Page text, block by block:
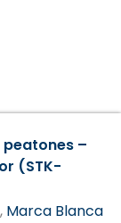
–
(STK-
, Marca Blanca